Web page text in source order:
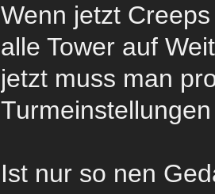
Wenn jetzt
alle Tower auf
jetzt muss man
Ist nur so nen